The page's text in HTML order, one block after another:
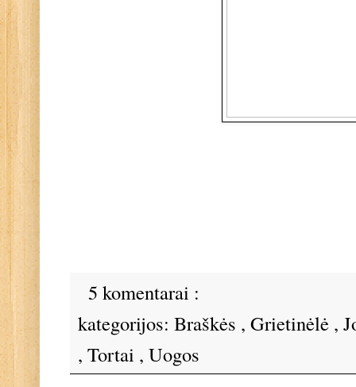
5 komentarai :
kategorijos: Braškės , Grietinėlė ,
, Tortai , Uogos